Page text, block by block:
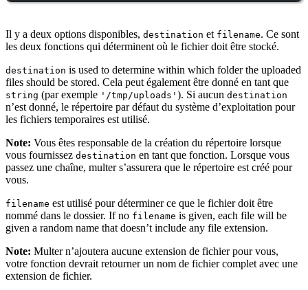
Il y a deux options disponibles, destination et filename. Ce sont
les deux fonctions qui déterminent où le fichier doit être stocké.
destination is used to determine within which folder the uploaded
files should be stored. Cela peut également être donné en tant que
string (par exemple '/tmp/uploads' ). Si aucun destination
n’est donné, le répertoire par défaut du système d’exploitation pour
les fichiers temporaires est utilisé.
Note: Vous êtes responsable de la création du répertoire lorsque
vous fournissez destination en tant que fonction. Lorsque vous
passez une chaîne, multer s’assurera que le répertoire est créé pour
vous.
filename est utilisé pour déterminer ce que le fichier doit être
nommé dans le dossier. If no filename is given, each file will be
given a random name that doesn’t include any file extension.
Note: Multer n’ajoutera aucune extension de fichier pour vous,
votre fonction devrait retourner un nom de fichier complet avec une
extension de fichier.